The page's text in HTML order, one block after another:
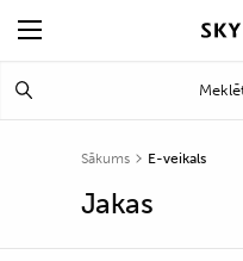
Sākums E-veikals
Jakas